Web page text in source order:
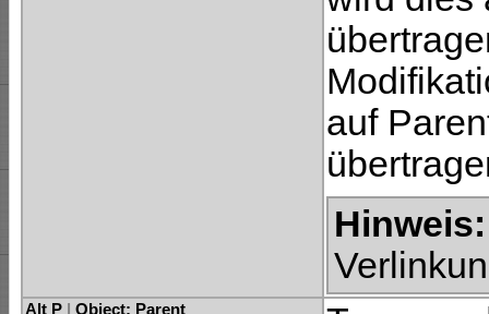
auf
Hinweis:
Alt P Object: Parent